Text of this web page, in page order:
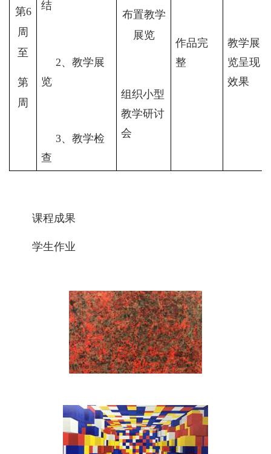
第6
周
至
第
周
结
2、教学展
览
3、教学检
查
布置教学
展览
组织小型
教学研讨
会
作品完
整
教学展
览呈现
效果
课程成果
学生作业